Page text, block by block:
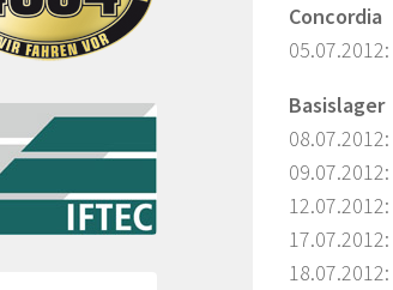
Concordia
05.07.2012:
Basislager
08.07.2012:
09.07.2012:
12.07.2012:
17.07.2012:
18.07.2012: